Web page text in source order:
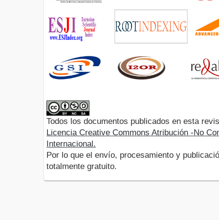
Todos los documentos publicados en esta
Licencia Creative Commons Atribución -No
Internacional.
Por lo que el envío, procesamiento y
totalmente gratuito.